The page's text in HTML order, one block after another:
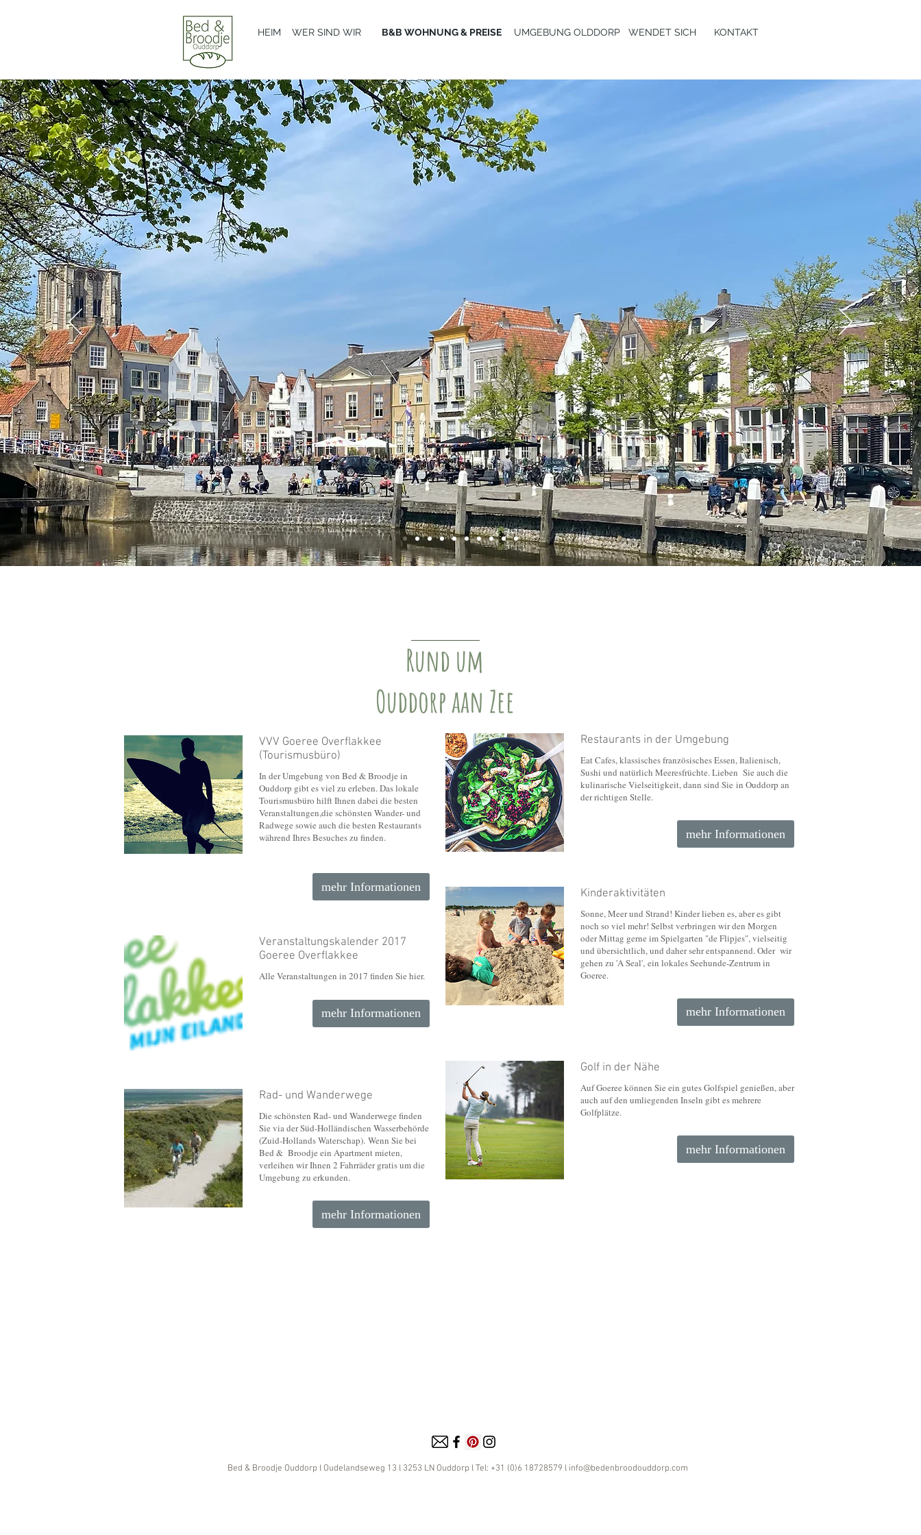
HEIM WER SIND WIR B&B WOHNUNG & PREISE UMGEBUNG OLDDORP WENDET SICH KONTAKT
Rund um
Ouddorp aan Zee
VVV Goeree Overflakkee
(Tourismusbüro)
In der Umgebung von Bed & Broodje in
Ouddorp gibt es viel zu erleben. Das lokale
Tourismusbüro hilft Ihnen dabei die besten
Veranstaltungen,die schönsten Wander- und
Radwege sowie auch die besten Restaurants
während Ihres Besuches zu finden.
mehr Informationen
Veranstaltungskalender 2017
Goeree Overflakkee
Alle Veranstaltungen in 2017 finden Sie hier.
mehr Informationen
Rad- und Wanderwege
Die schönsten Rad- und Wanderwege finden
Sie via der Süd-Holländischen Wasserbehörde
(Zuid-Hollands Waterschap). Wenn Sie bei
Bed & Broodje ein Apartment mieten,
verleihen wir Ihnen 2 Fahrräder gratis um die
Umgebung zu erkunden.
mehr Informationen
Restaurants in der Umgebung
Eat Cafes, klassisches französisches Essen, Italienisch,
Sushi und natürlich Meeresfrüchte. Lieben Sie auch die
kulinarische Vielseitigkeit, dann sind Sie in Ouddorp an
der richtigen Stelle.
mehr Informationen
Kinderaktivitäten
Sonne, Meer und Strand! Kinder lieben es, aber es gibt
noch so viel mehr! Selbst verbringen wir den Morgen
oder Mittag gerne im Spielgarten "de Flipjes", vielseitig
und übersichtlich, und daher sehr entspannend. Oder wir
gehen zu 'A Seal'‚ ein lokales Seehunde-Zentrum in
Goeree.
mehr Informationen
Golf in der Nähe
Auf Goeree können Sie ein gutes Golfspiel genießen, aber
auch auf den umliegenden Inseln gibt es mehrere
Golfplätze.
mehr Informationen
Bed & Broodje Ouddorp lOudelandseweg 13 l 3253 LN Ouddorp l Tel: +31 (0)6 18728579 l info@bedenbroodouddorp.com